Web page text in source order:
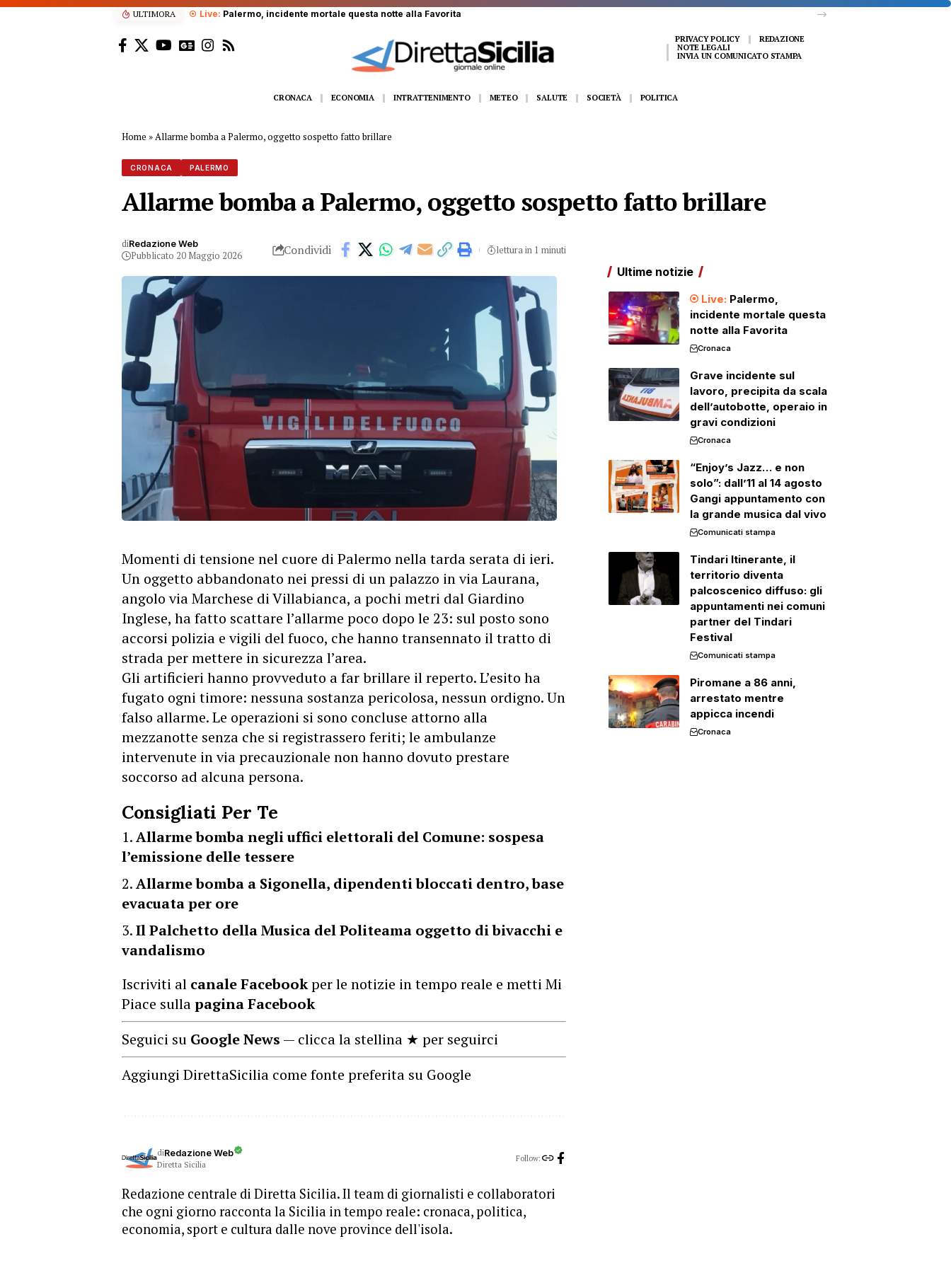
ULTIMORA
Palermo, incidente mortale questa notte alla Favorita
PRIVACY POLICY
REDAZIONE
NOTE LEGALI
INVIA UN COMUNICATO STAMPA
CRONACA ECONOMIA INTRATTENIMENTO METEO SALUTE SOCIETÀ POLITICA
Home »Allarme bomba a Palermo, oggetto sospetto fatto brillare
CRONACA PALERMO
Allarme bomba a Palermo, oggetto sospetto fatto brillare
diRedazione Web
Pubblicato 20 Maggio 2026 Condividi lettura in 1 minuti
Momenti di tensione nel cuore di Palermo nella tarda serata di ieri.
Un oggetto abbandonato nei pressi di un palazzo in via Laurana,
angolo via Marchese di Villabianca, a pochi metri dal Giardino
Inglese, ha fatto scattare l’allarme poco dopo le 23: sul posto sono
accorsi polizia e vigili del fuoco, che hanno transennato il tratto di
strada per mettere in sicurezza l’area.
Gli artificieri hanno provveduto a far brillare il reperto. L’esito ha
fugato ogni timore: nessuna sostanza pericolosa, nessun ordigno. Un
falso allarme. Le operazioni si sono concluse attorno alla
mezzanotte senza che si registrassero feriti; le ambulanze
intervenute in via precauzionale non hanno dovuto prestare
soccorso ad alcuna persona.
Consigliati Per Te
Allarme bomba negli uffici elettorali del Comune: sospesa
l’emissione delle tessere
Allarme bomba a Sigonella, dipendenti bloccati dentro, base
evacuata per ore
Il Palchetto della Musica del Politeama oggetto di bivacchi e
vandalismo
Iscriviti al canale Facebookper le notizie in tempo reale e metti Mi
Piace sullapagina Facebook
Seguici su Google News — clicca la stellina ★ per seguirci
Aggiungi DirettaSicilia come fonte preferita su Google
diRedazione Web
Diretta Sicilia
Follow:
Redazione centrale di Diretta Sicilia. Il team di giornalisti e collaboratori
che ogni giorno racconta la Sicilia in tempo reale: cronaca, politica,
economia, sport e cultura dalle nove province dell'isola.
Ultime notizie
Palermo,
incidente mortale questa
notte alla Favorita
Cronaca
Grave incidente sul
lavoro, precipita da scala
dell’autobotte, operaio in
gravi condizioni
Cronaca
“Enjoy’s Jazz… e non
solo”: dall’11 al 14 agosto
Gangi appuntamento con
la grande musica dal vivo
Comunicati stampa
Tindari Itinerante, il
territorio diventa
palcoscenico diffuso: gli
appuntamenti nei comuni
partner del Tindari
Festival
Comunicati stampa
Piromane a 86 anni,
arrestato mentre
appicca incendi
Cronaca